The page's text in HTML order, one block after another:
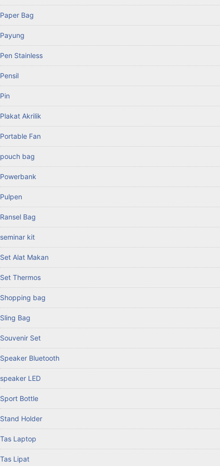
Paper Bag
Payung
Pen Stainless
Pensil
Pin
Plakat Akrilik
Portable Fan
pouch bag
Powerbank
Pulpen
Ransel Bag
seminar kit
Set Alat Makan
Set Thermos
Shopping bag
Sling Bag
Souvenir Set
Speaker Bluetooth
speaker LED
Sport Bottle
Stand Holder
Tas Laptop
Tas Lipat